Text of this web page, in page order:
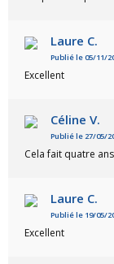
Laure C.
Publié le 05/11/
Excellent
Céline V.
Publié le 27/05/
Cela fait quatre
Laure C.
Publié le 19/05/
Excellent